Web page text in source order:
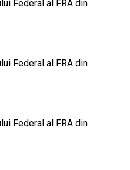
Federal al FRA din
Federal al FRA din
Federal al FRA din